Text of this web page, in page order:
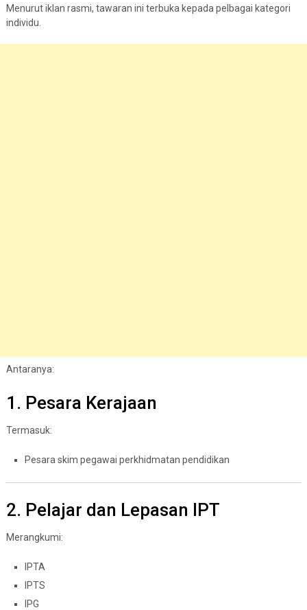
Menurut iklan rasmi, tawaran ini terbuka kepada pelbagai kategori
individu.
Antaranya:
1. Pesara Kerajaan
Termasuk:
Pesara skim pegawai perkhidmatan pendidikan
2. Pelajar dan Lepasan IPT
Merangkumi:
IPTA
IPTS
IPG